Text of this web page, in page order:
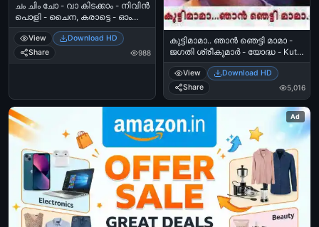
ചം ചിം ചോ - വാ കിടക്കാം - നിവിന്‍
പൊളി - ചൈന, കരാട്ടെ - ഓം
ശാന്തി ഓശാന - Cham Chim Cho.
Vaa Kidakkaam - Nivin Poli as
Chinese Karate Master in Om
Shanti Oshana
View
Download HD
Share
988
കുട്ടിമാമാ.. ഞാന്‍ ഞെട്ടി മാമാ -
ജഗതി ശ്രീകുമാര്‍ - യോദ്ധ - Kutti
Mama Njaan Njetti Mama - Jagathi
in Yodha
View
Download HD
Share
5,016
Ad